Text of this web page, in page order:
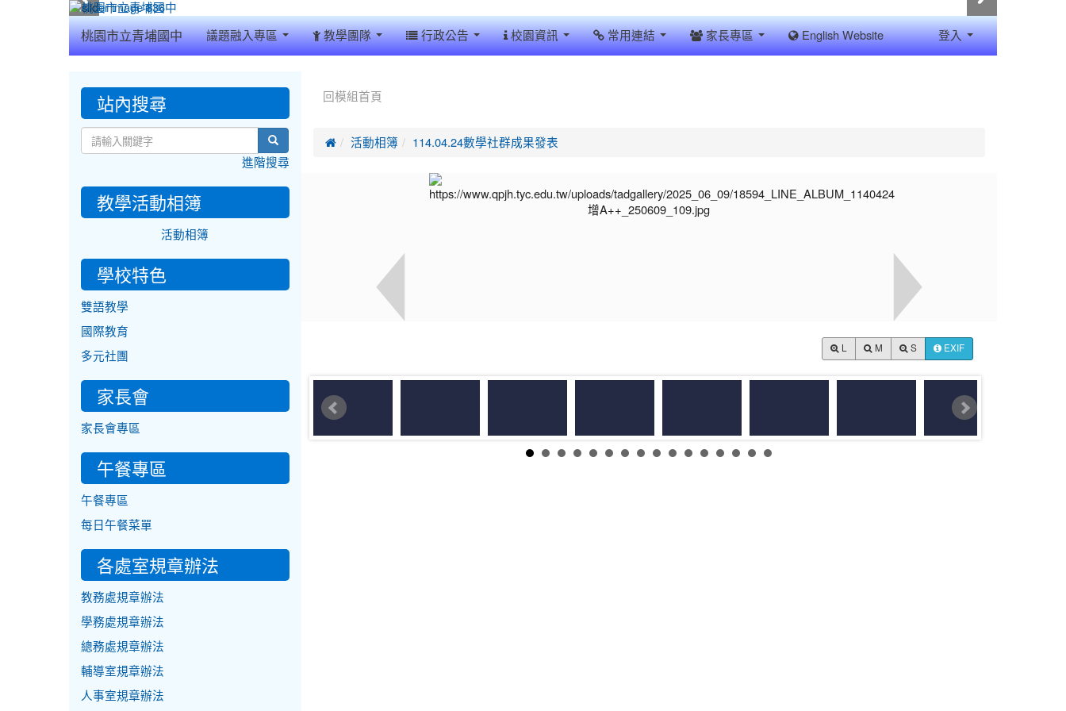
桃園市立青埔國中 議題融入專區 教學團隊 行政公告 校園資訊 常用連結 家長專區 English Website 登入
回模組首頁
 活動相簿 114.04.24數學社群成果發表
M S EXIF
::: 站內搜尋
search
進階搜尋
教學活動相簿
活動相簿
學校特色
雙語教學
國際教育
多元社團
家長會
家長會專區
午餐專區
午餐專區
每日午餐菜單
各處室規章辦法
教務處規章辦法
學務處規章辦法
總務處規章辦法
輔導室規章辦法
人事室規章辦法